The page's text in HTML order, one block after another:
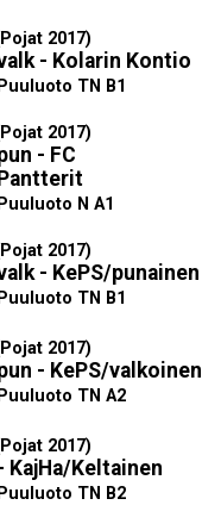
2017)
- Kolarin Kontio
TN B1
2017)
- FC
N A1
2017)
- KePS/punainen
TN B1
2017)
- KePS/valkoinen
TN A2
2017)
KajHa/Keltainen
TN B2